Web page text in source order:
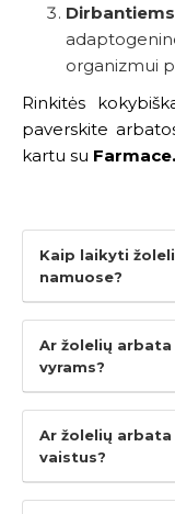
organizmui
Rinkitės
paverskite
kartu su
Kaip laikyti
namuose?
Ar žolelių
vyrams?
Ar žolelių
vaistus?